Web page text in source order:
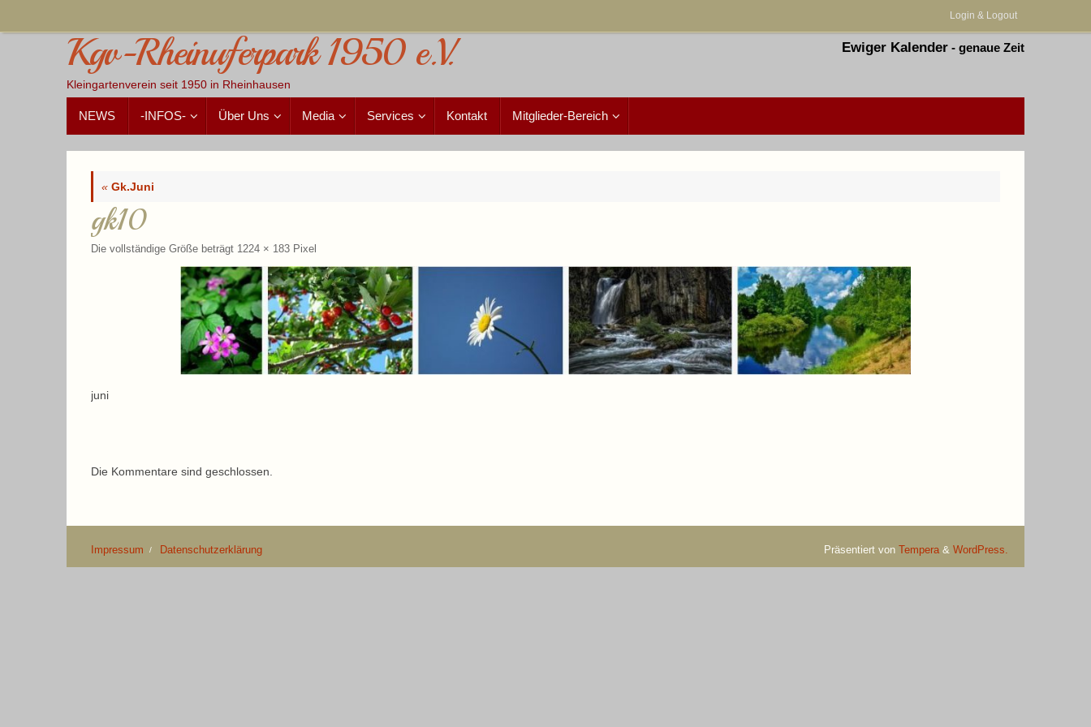
Login & Logout
Kgv-Rheinuferpark 1950 e.V.
Kleingartenverein seit 1950 in Rheinhausen
Ewiger Kalender - genaue Zeit
Inhalt
springen
NEWS -INFOS- Über Uns Media Services Kontakt Mitglieder-Bereich
« Gk.Juni
gk10
Die vollständige Größe beträgt 1224 × 183 Pixel
juni
Die Kommentare sind geschlossen.
Impressum Datenschutzerklärung Präsentiert von Tempera & WordPress.